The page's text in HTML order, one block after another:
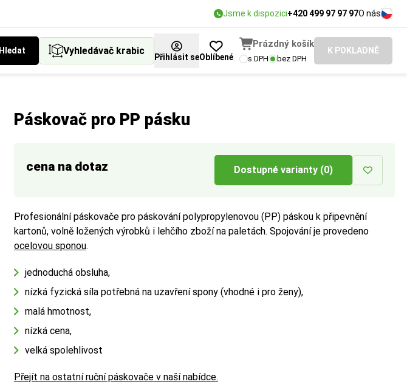
Jsme k dispozici+420 499 97 97 97O nás
Hledat Vyhledávač krabic
Přihlásit seOblíbené
Prázdný košík
s DPH bez DPH
K POKLADNĚ
Páskovač pro PP pásku
cena na dotaz Dostupné varianty (0)
Profesionální páskovače pro páskování polypropylenovou (PP) páskou k připevnění
kartonů, volně ložených výrobků i lehčího zboží na paletách. Spojování je provedeno
ocelovou sponou.
jednoduchá obsluha,
nízká fyzická síla potřebná na uzavření spony (vhodné i pro ženy),
malá hmotnost,
nízká cena,
velká spolehlivost
Přejít na ostatní ruční páskovače v naší nabídce.